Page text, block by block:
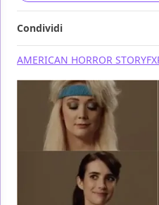
Condividi
AMERICAN HORROR STORYFX